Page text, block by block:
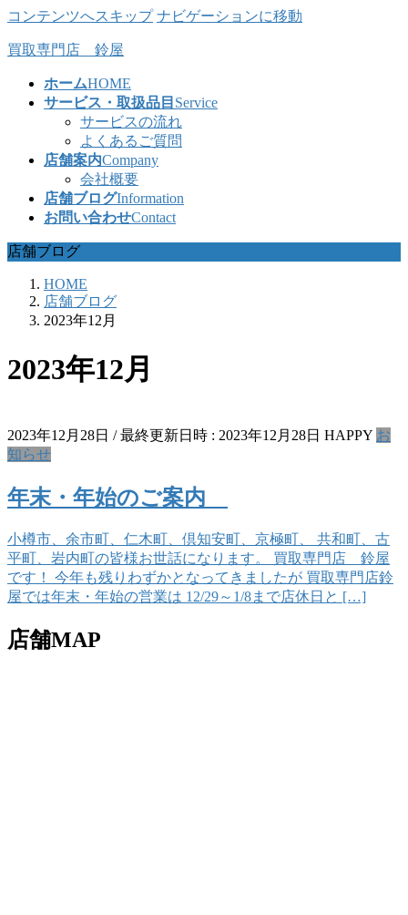
コンテンツへスキップ ナビゲーションに移動
買取専門店 鈴屋
ホームHOME
サービス・取扱品目 Service
サービスの流れ
よくあるご質問
店舗案内Company
会社概要
店舗ブログInformation
お問い合わせContact
店舗ブログ
HOME
店舗ブログ
2023年12月
2023年12月
2023年12月28日 / 最終更新日時 : 2023年12月28日 HAPPY お
知らせ
年末・年始のご案内
小樽市、余市町、仁木町、倶知安町、京極町、 共和町、古
平町、岩内町の皆様お世話になります。 買取専門店 鈴屋
です！ 今年も残りわずかとなってきましたが 買取専門店鈴
屋では年末・年始の営業は 12/29～1/8まで店休日と […]
店舗MAP